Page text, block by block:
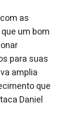
as
um bom
para suas
amplia
que
Daniel